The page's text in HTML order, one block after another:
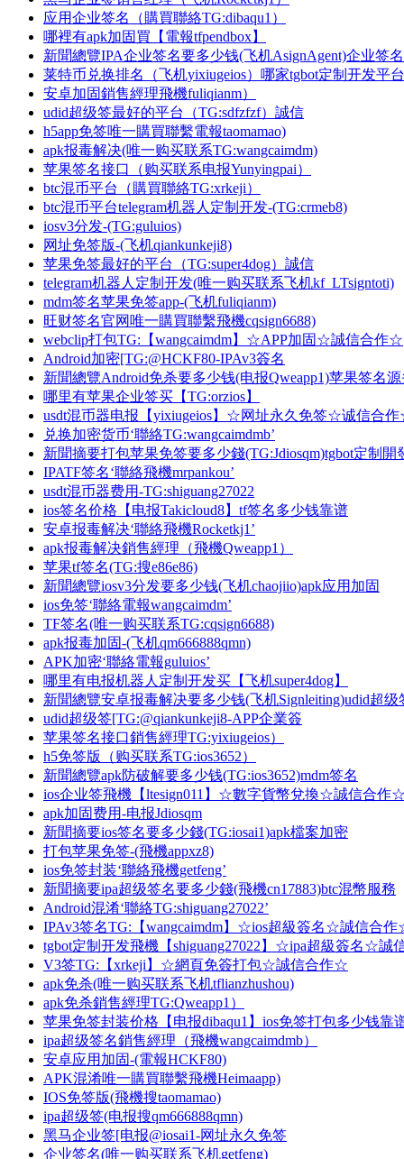
应用企业签名（購買聯絡TG:dibaqu1）
哪裡有apk加固買【電報tfpendbox】
新聞總覽IPA企业签名要多少钱(飞机AsignAgent)企业签
莱特币兑换排名（飞机yixiugeios）哪家tgbot定制开发平
安卓加固銷售經理飛機fuliqianm）
udid超级签最好的平台（TG:sdfzfzf）誠信
h5app免签唯一購買聯繫電報taomamao)
apk报毒解决(唯一购买联系TG:wangcaimdm)
苹果签名接口（购买联系电报Yunyingpai）
btc混币平台（購買聯絡TG:xrkeji）
btc混币平台telegram机器人定制开发-(TG:crmeb8)
iosv3分发-(TG:guluios)
网址免签版-(飞机qiankunkeji8)
苹果免签最好的平台（TG:super4dog）誠信
telegram机器人定制开发(唯一购买联系飞机kf_LTsigntoti)
mdm签名苹果免签app-(飞机fuliqianm)
旺财签名官网唯一購買聯繫飛機cqsign6688)
webclip打包TG:【wangcaimdm】☆APP加固☆誠信合作☆
Android加密[TG:@HCKF80-IPAv3簽名
新聞總覽Android免杀要多少钱(电报Qweapp1)苹果签名
哪里有苹果企业签买【TG:orzios】
usdt混币器电报【yixiugeios】☆网址永久免签☆诚信合
兑换加密货币‘聯絡TG:wangcaimdmb’
新聞摘要打包苹果免签要多少錢(TG:Jdiosqm)tgbot定制開
IPATF签名‘聯絡飛機mrpankou’
usdt混币器费用-TG:shiguang27022
ios签名价格【电报Takicloud8】tf签名多少钱靠谱
安卓报毒解决‘聯絡飛機Rocketkj1’
apk报毒解决銷售經理（飛機Qweapp1）
苹果tf签名(TG:搜e86e86)
新聞總覽iosv3分发要多少钱(飞机chaojiio)apk应用加固
ios免签‘聯絡電報wangcaimdm’
TF签名(唯一购买联系TG:cqsign6688)
apk报毒加固-(飞机qm666888qmn)
APK加密‘聯絡電報guluios’
哪里有电报机器人定制开发买【飞机super4dog】
新聞總覽安卓报毒解决要多少钱(飞机Signleiting)udid超级
udid超级签[TG:@qiankunkeji8-APP企業簽
苹果签名接口銷售經理TG:yixiugeios）
h5免签版（购买联系TG:ios3652）
新聞總覽apk防破解要多少钱(TG:ios3652)mdm签名
ios企业签飛機【ltesign011】☆數字貨幣兌換☆誠信合作☆
apk加固费用-电报Jdiosqm
新聞摘要ios签名要多少錢(TG:iosai1)apk檔案加密
打包苹果免签-(飛機appxz8)
ios免签封装‘聯絡飛機getfeng’
新聞摘要ipa超级签名要多少錢(飛機cn17883)btc混幣服務
Android混淆‘聯絡TG:shiguang27022’
IPAv3签名TG:【wangcaimdm】☆ios超級簽名☆誠信合
tgbot定制开发飛機【shiguang27022】☆ipa超級簽名☆誠
V3签TG:【xrkeji】☆網頁免簽打包☆誠信合作☆
apk免杀(唯一购买联系飞机tflianzhushou)
apk免杀銷售經理TG:Qweapp1）
苹果免签封装价格【电报dibaqu1】ios免签打包多少钱靠
ipa超级签名銷售經理（飛機wangcaimdmb）
安卓应用加固-(電報HCKF80)
APK混淆唯一購買聯繫飛機Heimaapp)
IOS免签版(飛機搜taomamao)
ipa超级签(电报搜qm666888qmn)
黑马企业签[电报@iosai1-网址永久免签
企业签名(唯一购买联系飞机getfeng)